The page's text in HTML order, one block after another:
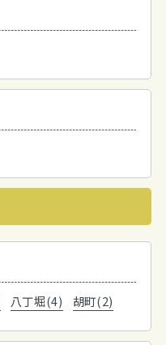
八丁堀(4) 胡町(2)